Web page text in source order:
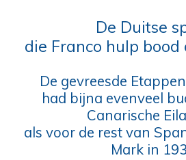
De Duitse
die Franco hulp bood
De gevreesde
had bijna evenveel
Canarische
als voor de rest van
Mark in